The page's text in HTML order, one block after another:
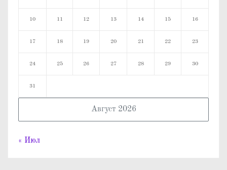
Август 2026
10 11 12 13 14 15 16
17 18 19 20 21 22 23
24 25 26 27 28 29 30
31
« Июл